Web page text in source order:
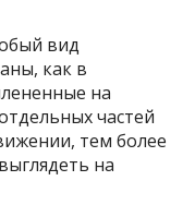
вид
как в
на
частей
тем более
на